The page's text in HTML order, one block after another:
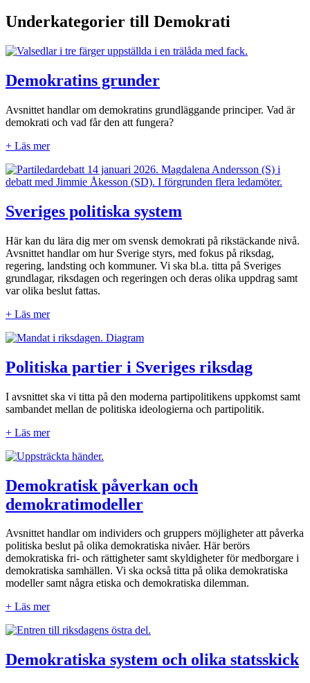
Underkategorier till Demokrati
Demokratins grunder
Avsnittet handlar om demokratins grundläggande principer. Vad är
demokrati och vad får den att fungera?
+ Läs mer
Sveriges politiska system
Här kan du lära dig mer om svensk demokrati på rikstäckande nivå.
Avsnittet handlar om hur Sverige styrs, med fokus på riksdag,
regering, landsting och kommuner. Vi ska bl.a. titta på Sveriges
grundlagar, riksdagen och regeringen och deras olika uppdrag samt
var olika beslut fattas.
+ Läs mer
Politiska partier i Sveriges riksdag
I avsnittet ska vi titta på den moderna partipolitikens uppkomst samt
sambandet mellan de politiska ideologierna och partipolitik.
+ Läs mer
Demokratisk påverkan och
demokratimodeller
Avsnittet handlar om individers och gruppers möjligheter att påverka
politiska beslut på olika demokratiska nivåer. Här berörs
demokratiska fri- och rättigheter samt skyldigheter för medborgare i
demokratiska samhällen. Vi ska också titta på olika demokratiska
modeller samt några etiska och demokratiska dilemman.
+ Läs mer
Demokratiska system och olika statsskick